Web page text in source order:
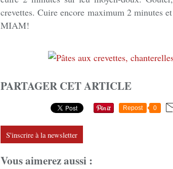
crevettes. Cuire encore maximum 2 minutes
MIAM!
PARTAGER CET ARTICLE
Repost 0
S'inscrire à la newsletter
Vous aimerez aussi :